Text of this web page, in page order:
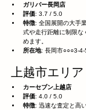
ガリバー長岡店
評価: 3.7 / 5.0
特徴: 全国展開の大手
式や走行距離に制限な
めます。
所在地: 長岡市○○○3-4-
上越市エリア
カーセブン上越店
評価: 4.0 / 5.0
特徴: 迅速な査定と高